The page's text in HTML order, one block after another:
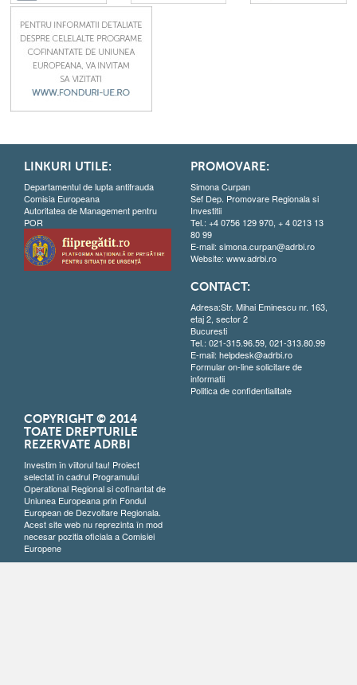
LINKURI UTILE:
Departamentul de lupta antifrauda
Comisia Europeana
Autoritatea de Management pentru
POR
PROMOVARE:
Simona Curpan
Sef Dep. Promovare Regionala si
Investitii
Tel.: +4 0756 129 970, + 4 0213 13
80 99
E-mail: simona.curpan@adrbi.ro
Website: www.adrbi.ro
CONTACT:
Adresa:Str. Mihai Eminescu nr. 163,
etaj 2, sector 2
Bucuresti
Tel.: 021-315.96.59, 021-313.80.99
E-mail: helpdesk@adrbi.ro
Formular on-line solicitare de
informatii
Politica de confidentialitate
COPYRIGHT © 2014
TOATE DREPTURILE
REZERVATE ADRBI
Investim în viitorul tau! Proiect
selectat în cadrul Programului
Operational Regional si cofinantat de
Uniunea Europeana prin Fondul
European de Dezvoltare Regionala.
Acest site web nu reprezinta în mod
necesar pozitia oficiala a Comisiei
Europene